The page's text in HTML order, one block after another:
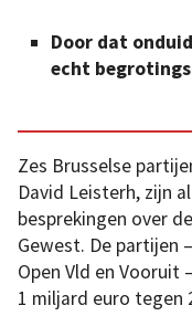
Door dat
echt
Zes Brusselse
David Leisterh, zijn
besprekingen over
Gewest. De partijen
Open Vld en Vooruit
1 miljard euro tegen